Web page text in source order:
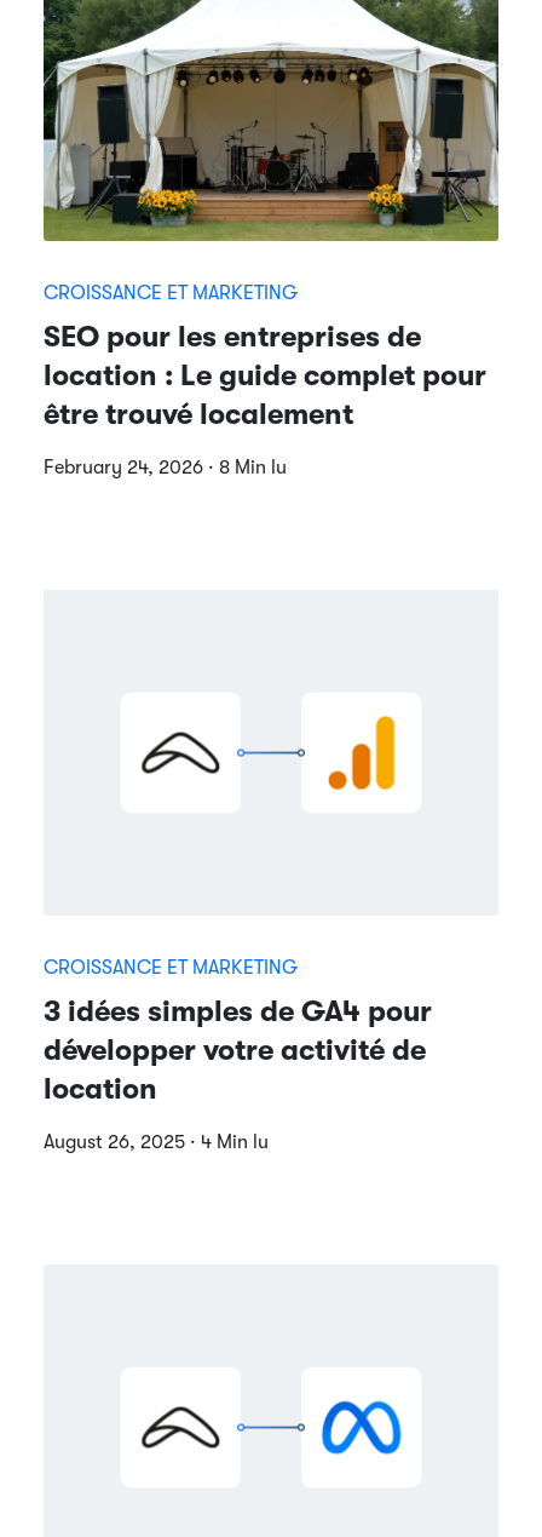
CROISSANCE ET MARKETING
SEO pour les entreprises de
location : Le guide complet pour
être trouvé localement
February 24, 2026 · 8 Min lu
CROISSANCE ET MARKETING
3 idées simples de GA4 pour
développer votre activité de
location
August 26, 2025 · 4 Min lu